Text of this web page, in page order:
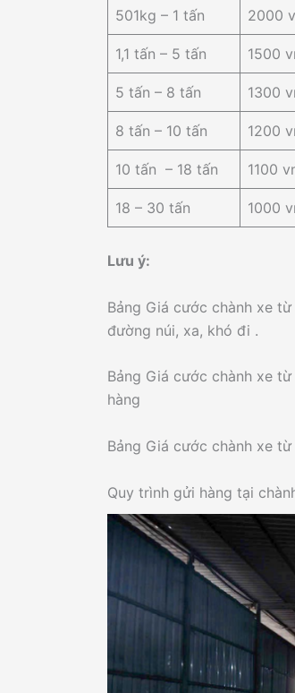
501kg – 1 tấn 2000
1,1 tấn – 5 tấn 1500
5 tấn – 8 tấn 1300
8 tấn – 10 tấn 1200
10 tấn – 18 tấn 1100
18 – 30 tấn 1000
Lưu ý:
Bảng Giá cước chành xe
đường núi, xa, khó đi .
Bảng Giá cước chành xe
hàng
Bảng Giá cước chành xe
Quy trình gửi hàng tại